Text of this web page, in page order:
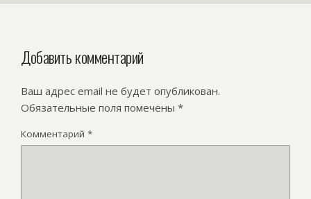
Добавить комментарий
Ваш адрес email не будет опубликован.
Обязательные поля помечены *
Комментарий *